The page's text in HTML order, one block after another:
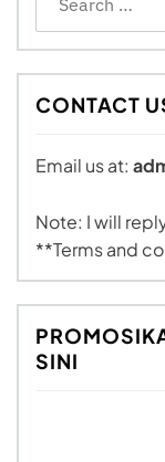
for:
CONTACT
Email us at:
Note: I will
**Terms and
SINI